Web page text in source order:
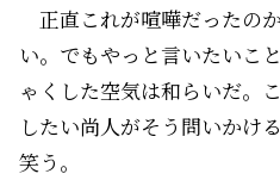
正直これが喧嘩だったの
い。でもやっと言いたいこ
ゃくした空気は和らいだ。
したい尚人がそう問いかけ
笑う。